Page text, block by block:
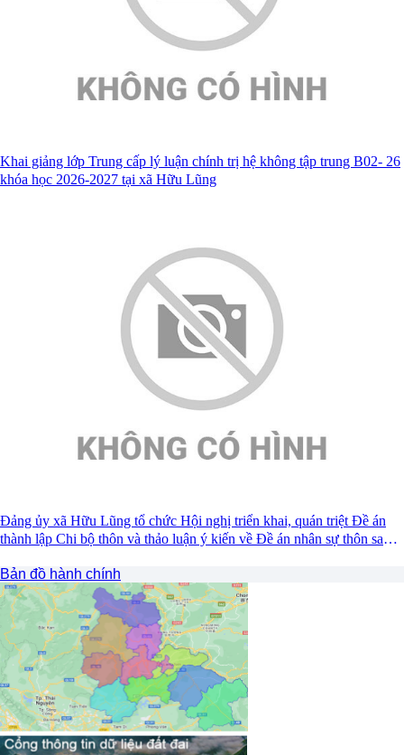
Khai giảng lớp Trung cấp lý luận chính trị hệ không tập trung B02- 26
khóa học 2026-2027 tại xã Hữu Lũng
Đảng ủy xã Hữu Lũng tổ chức Hội nghị triển khai, quán triệt Đề án
thành lập Chi bộ thôn và thảo luận ý kiến về Đề án nhân sự thôn sau
Bản đồ hành chính